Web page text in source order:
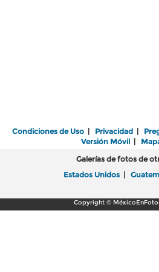
Condiciones de Uso | Privacidad |
Versión Móvil|
Galerías de fotos de
Estados Unidos |
Copyright ©